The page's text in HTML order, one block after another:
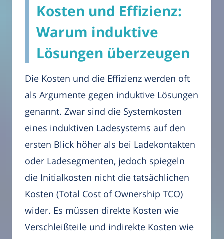
Kosten und Effizienz:
Warum induktive
Lösungen überzeugen
Die Kosten und die Effizienz werden oft
als Argumente gegen induktive Lösungen
genannt. Zwar sind die Systemkosten
eines induktiven Ladesystems auf den
ersten Blick höher als bei Ladekontakten
oder Ladesegmenten, jedoch spiegeln
die Initialkosten nicht die tatsächlichen
Kosten (Total Cost of Ownership TCO)
wider. Es müssen direkte Kosten wie
Verschleißteile und indirekte Kosten wie